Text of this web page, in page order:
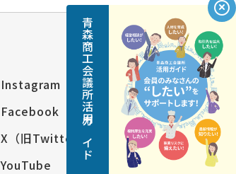
青森商工会議所活用ガイド
Instagram
Facebook
X（旧Twitter）
YouTube